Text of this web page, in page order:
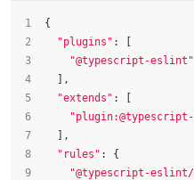
{
"plugins" : [
"@typescript-eslint"
  ],
"extends" : [
"plugin:@typescript-
  ],
"rules" : {
"@typescript-